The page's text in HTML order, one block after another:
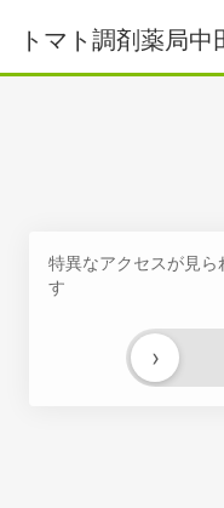
トマト調剤薬局中
特異なアクセスが見ら
す
›